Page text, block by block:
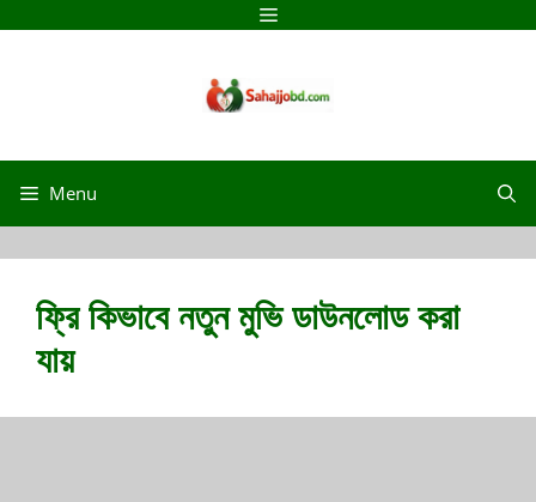
Menu
Menu
ফ্রি কিভাবে নতুন মুভি ডাউনলোড করা
যায়